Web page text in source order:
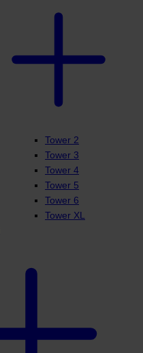
Tower 2
Tower 3
Tower 4
Tower 5
Tower 6
Tower XL